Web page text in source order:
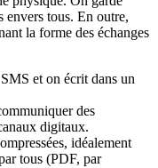
envers tous. En outre,
la forme des échanges
et on écrit dans un
des
digitaux.
idéalement
tous (PDF, par